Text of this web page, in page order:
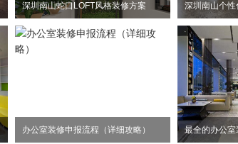
深圳南山蛇口LOFT风格装修方案
办公室装修申报流程（详细攻略） 最全的办公室